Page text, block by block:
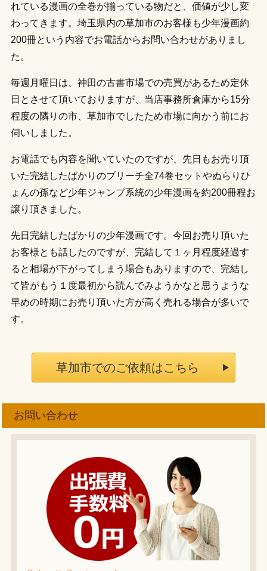
れている漫画の全巻が揃っている物だと、価値が少し変
わってきます。埼玉県内の草加市のお客様も少年漫画約
200冊という内容でお電話からお問い合わせがありまし
た。
毎週月曜日は、神田の古書市場での売買があるため定休
日とさせて頂いておりますが、当店事務所倉庫から15分
程度の隣りの市、草加市でしたため市場に向かう前にお
伺いしました。
お電話でも内容を聞いていたのですが、先日もお売り頂
いた完結したばかりのブリーチ全74巻セットやぬらりひ
ょんの孫など少年ジャンプ系統の少年漫画を約200冊程お
譲り頂きました。
先日完結したばかりの少年漫画です。今回お売り頂いた
お客様とも話したのですが、完結して１ヶ月程度経過す
ると相場が下がってしまう場合もありますので、完結し
て皆がもう１度最初から読んでみようかなと思うような
早めの時期にお売り頂いた方が高く売れる場合が多いで
す。
草加市でのご依頼はこちら
お問い合わせ